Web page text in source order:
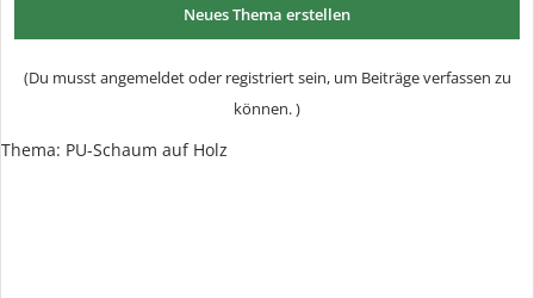
Neues Thema erstellen
(Du musst angemeldet oder registriert sein, um Beiträge verfassen zu
können. )
Thema: PU-Schaum auf Holz